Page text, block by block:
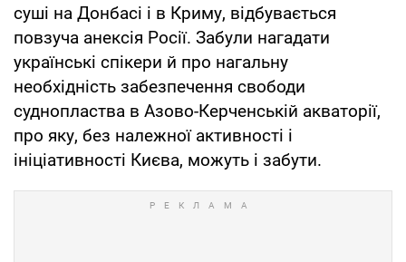
суші на Донбасі і в Криму, відбувається
повзуча анексія Росії. Забули нагадати
українські спікери й про нагальну
необхідність забезпечення свободи
суднопластва в Азово-Керченській акваторії,
про яку, без належної активності і
ініціативності Києва, можуть і забути.